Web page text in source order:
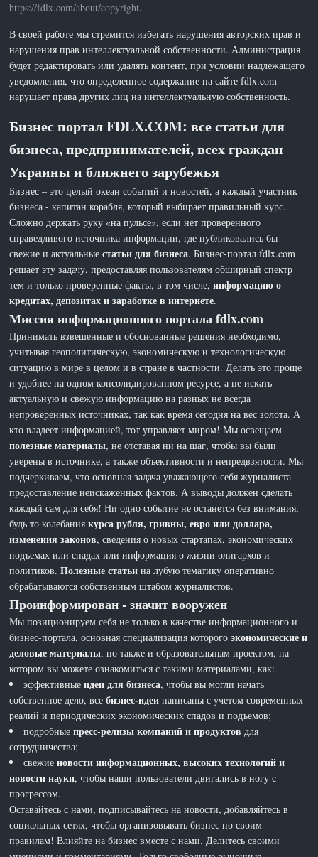
https://fdlx.com/about/copyright.
В своей работе мы стремится избегать нарушения авторских прав и
нарушения прав интеллектуальной собственности. Администрация
будет редактировать или удалять контент, при условии надлежащего
уведомления, что определенное содержание на сайте fdlx.com
нарушает права других лиц на интеллектуальную собственность.
Бизнес портал FDLX.COM: все статьи для
бизнеса, предпринимателей, всех граждан
Украины и ближнего зарубежья
Бизнес – это целый океан событий и новостей, а каждый участник
бизнеса - капитан корабля, который выбирает правильный курс.
Сложно держать руку «на пульсе», если нет проверенного
справедливого источника информации, где публиковались бы
свежие и актуальныестатьи для бизнеса. Бизнес-портал fdlx.com
решает эту задачу, предоставляя пользователям обширный спектр
тем и только проверенные факты, в том числе,информацию о
кредитах, депозитах и заработке в интернете.
Миссия информационного портала fdlx.com
Принимать взвешенные и обоснованные решения необходимо,
учитывая геополитическую, экономическую и технологическую
ситуацию в мире в целом и в стране в частности. Делать это проще
и удобнее на одном консолидированном ресурсе, а не искать
актуальную и свежую информацию на разных не всегда
непроверенных источниках, так как время сегодня на вес золота. А
кто владеет информацией, тот управляет миром! Мы освещаем
полезные материалы, не отставая ни на шаг, чтобы вы были
уверены в источнике, а также объективности и непредвзятости. Мы
подчеркиваем, что основная задача уважающего себя журналиста -
предоставление неискаженных фактов. А выводы должен сделать
каждый сам для себя! Ни одно событие не останется без внимания,
будь то колебаниякурса рубля, гривны, евро или доллара,
изменения законов, сведения о новых стартапах, экономических
подъемах или спадах или информация о жизни олигархов и
политиков.Полезные статьи на лубую тематику оперативно
обрабатываются собственным штабом журналистов.
Проинформирован - значит вооружен
Мы позиционируем себя не только в качестве информационного и
бизнес-портала, основная специализация которогоэкономические и
деловые материалы, но также и образовательным проектом, на
котором вы можете ознакомиться с такими материалами, как:
эффективныеидеи для бизнеса, чтобы вы могли начать
собственное дело, всебизнес-идеи написаны с учетом современных
реалий и периодических экономических спадов и подъемов;
подробныепресс-релизы компаний и продуктов для
сотрудничества;
свежиеновости информационных, высоких технологий и
новости науки, чтобы наши пользователи двигались в ногу с
прогрессом.
Оставайтесь с нами, подписывайтесь на новости, добавляйтесь в
социальных сетях, чтобы организовывать бизнес по своим
правилам! Влияйте на бизнес вместе с нами. Делитесь своими